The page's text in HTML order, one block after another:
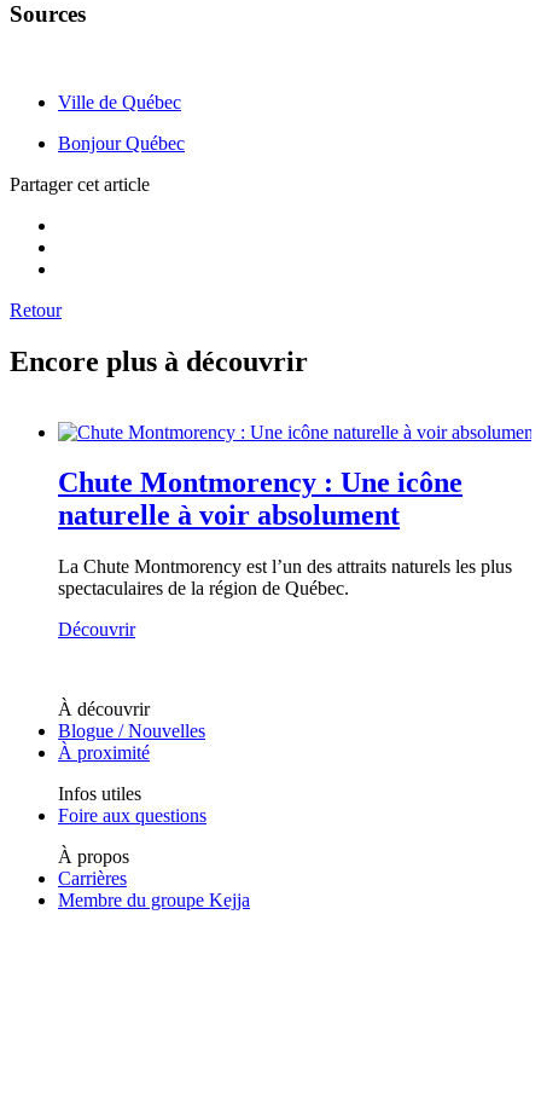
Sources
Ville de Québec
Bonjour Québec
Partager cet article
Retour
Encore plus à découvrir
Chute Montmorency : Une icône
naturelle à voir absolument
La Chute Montmorency est l’un des attraits naturels les plus
spectaculaires de la région de Québec.
Découvrir
À découvrir
Blogue / Nouvelles
À proximité
Infos utiles
Foire aux questions
À propos
Carrières
Membre du groupe Kejja